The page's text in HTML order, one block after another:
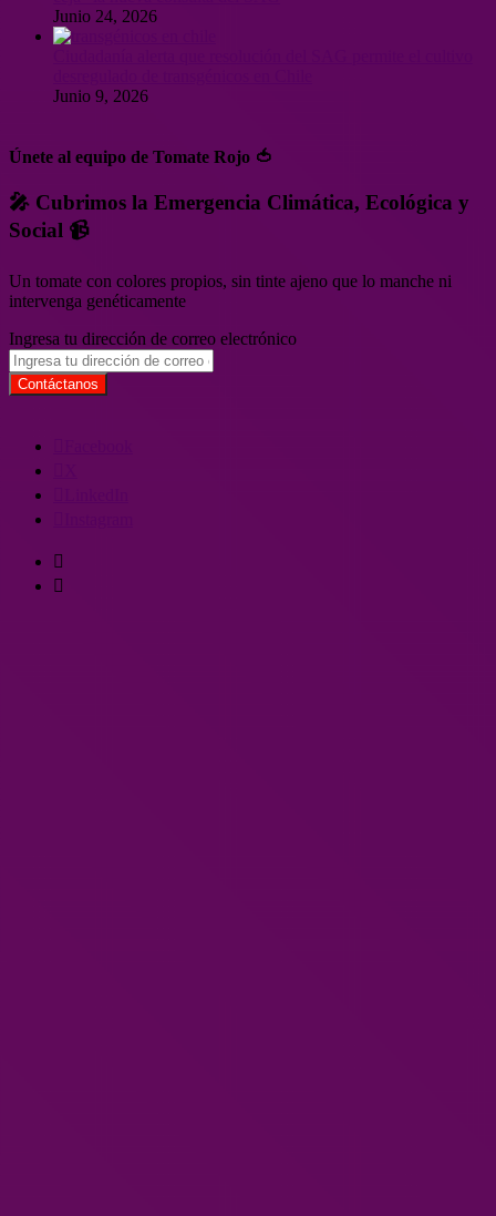
Junio 24, 2026
Junio 9, 2026
Únete al equipo de Tomate Rojo 🍅
🎤 Cubrimos la Emergencia Climática, Ecológica y
Social 📹
Un tomate con colores propios, sin tinte ajeno que lo manche ni
intervenga genéticamente
Ingresa tu dirección de correo electrónico